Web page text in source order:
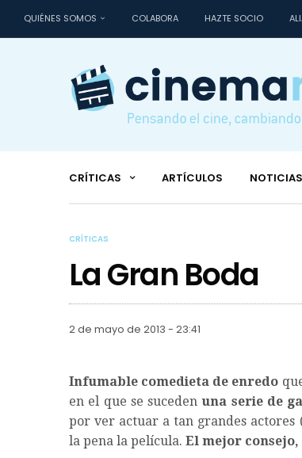
QUIÉNES SOMOS COLABORA HAZTE SOCIO
CRÍTICAS ARTÍCULOS NOTICIAS
CRÍTICAS
La Gran Boda
2 de mayo de 2013 - 23:41
Infumable comedieta de enredo
en el que se suceden una serie de
por ver actuar a tan grandes actores
la pena la película. El mejor